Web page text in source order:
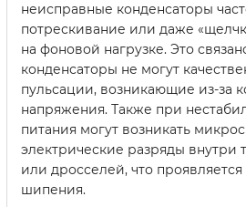
неисправные конденсаторы
потрескивание или даже
на фоновой нагрузке. Это
конденсаторы не могут
пульсации, возникающие из-за
напряжения. Также при
питания могут возникать
электрические разряды внутри
или дросселей, что проявляется
шипения.